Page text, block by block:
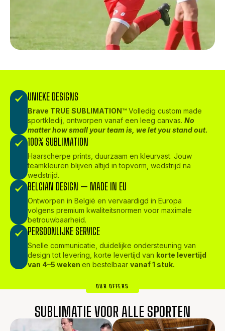
UNIEKE DESIGNS
Brave TRUE SUBLIMATION™ Volledig custom made
sportkledij, ontworpen vanaf een leeg canvas. No
matter how small your team is, we let you stand out.
100% SUBLIMATION
Haarscherpe prints, duurzaam en kleurvast. Jouw
teamkleuren blijven altijd in topvorm, wedstrijd na
wedstrijd.
BELGIAN DESIGN — MADE IN EU
Ontworpen in België en vervaardigd in Europa
volgens premium kwaliteitsnormen voor maximale
betrouwbaarheid.
PERSOONLIJKE SERVICE
Snelle communicatie, duidelijke ondersteuning van
design tot levering, korte levertijd van korte levertijd
van 4–5 weken en bestelbaar vanaf 1 stuk.
OUR OFFERS
SUBLIMATIE VOOR ALLE SPORTEN